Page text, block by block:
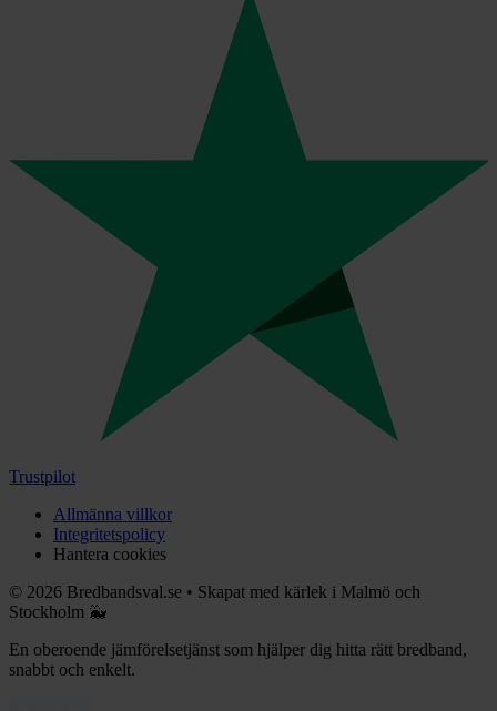
Trustpilot
Allmänna villkor
Integritetspolicy
Hantera cookies
© 2026 Bredbandsval.se • Skapat med kärlek i Malmö och
Stockholm 🐳
En oberoende jämförelsetjänst som hjälper dig hitta rätt bredband,
snabbt och enkelt.